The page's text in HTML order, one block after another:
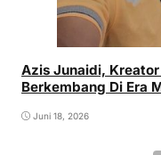
Azis Junaidi,
Berkembang Di Era
Juni 18, 2026